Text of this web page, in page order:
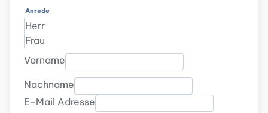
Anrede
Herr
Frau
Vorname
Nachname
E-Mail Adresse